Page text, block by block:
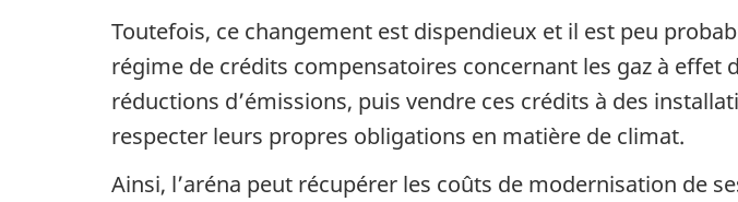
Toutefois, ce changement est dispendieux et il est peu
régime de crédits compensatoires concernant les gaz à effet
réductions d’émissions, puis vendre ces crédits à des
respecter leurs propres obligations en matière de climat.
Ainsi, l’aréna peut récupérer les coûts de modernisation de